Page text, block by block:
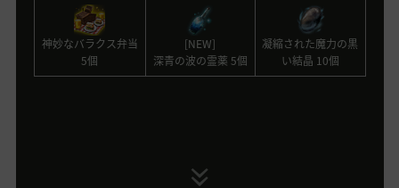
神妙なバラクス弁当
5個
[NEW]
深青の波の霊薬 5個
凝縮された魔力の黒
い結晶 10個